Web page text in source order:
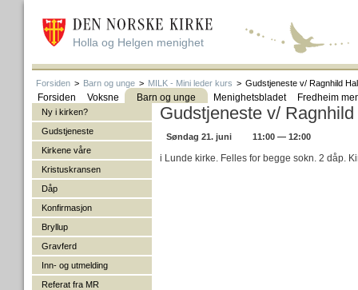
Holla og Helgen menighet
Forsiden > Barn og unge > MILK - Mini leder kurs > Gudstjeneste v/ Ragnhild
Forsiden Voksne Barn og unge Menighetsbladet Fredheim
Ny i kirken?
Gudstjeneste
Kirkene våre
Kristuskransen
Dåp
Konfirmasjon
Bryllup
Gravferd
Inn- og utmelding
Referat fra MR
Gudstjeneste v/
Søndag 21. juni 11:00 — 12:00
i Lunde kirke. Felles for begge sokn. 2 dåp.